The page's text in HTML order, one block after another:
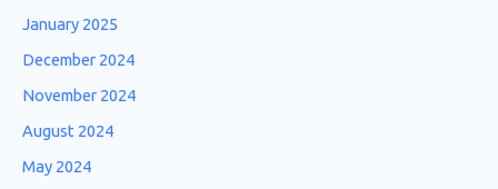
January 2025
December 2024
November 2024
August 2024
May 2024